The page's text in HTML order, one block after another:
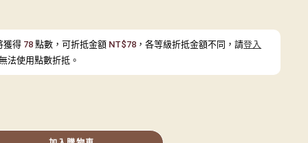
獲得 78 點數，可折抵金額 NT$78 ，各等級折抵金額不同，請登入
法使用點數折抵。